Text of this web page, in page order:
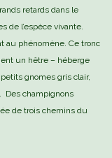
retards dans le
de l’espèce vivante.
au phénomène. Ce tronc
un hêtre – héberge
gnomes gris clair,
Des champignons
de trois chemins du